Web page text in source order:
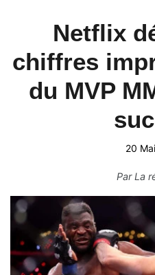
Netflix
chiffres
du MVP
20
ParLa